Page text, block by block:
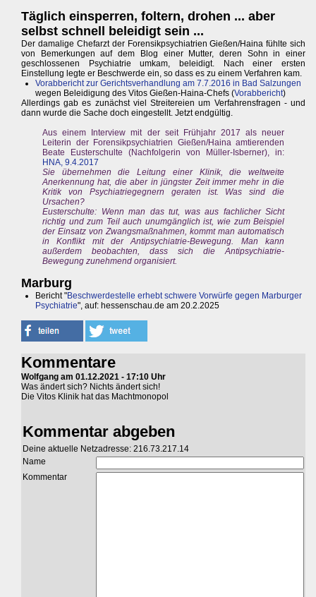
Täglich einsperren, foltern, drohen ... aber
selbst schnell beleidigt sein ...
Der damalige Chefarzt der Forensikpsychiatrien Gießen/Haina fühlte sich
von Bemerkungen auf dem Blog einer Mutter, deren Sohn in einer
geschlossenen Psychiatrie umkam, beleidigt. Nach einer ersten
Einstellung legte er Beschwerde ein, so dass es zu einem Verfahren kam.
Vorabbericht zur Gerichtsverhandlung am 7.7.2016 in Bad Salzungen
wegen Beleidigung des Vitos Gießen-Haina-Chefs (Vorabbericht)
Allerdings gab es zunächst viel Streitereien um Verfahrensfragen - und
dann wurde die Sache doch eingestellt. Jetzt endgültig.
Aus einem Interview mit der seit Frühjahr 2017 als neuer
Leiterin der Forensikpsychiatrien Gießen/Haina amtierenden
Beate Eusterschulte (Nachfolgerin von Müller-Isberner), in:
HNA, 9.4.2017
Sie übernehmen die Leitung einer Klinik, die weltweite
Anerkennung hat, die aber in jüngster Zeit immer mehr in die
Kritik von Psychiatriegegnern geraten ist. Was sind die
Ursachen?
Eusterschulte: Wenn man das tut, was aus fachlicher Sicht
richtig und zum Teil auch unumgänglich ist, wie zum Beispiel
der Einsatz von Zwangsmaßnahmen, kommt man automatisch
in Konflikt mit der Antipsychiatrie-Bewegung. Man kann
außerdem beobachten, dass sich die Antipsychiatrie-
Bewegung zunehmend organisiert.
Marburg
Bericht "Beschwerdestelle erhebt schwere Vorwürfe gegen Marburger
Psychiatrie", auf: hessenschau.de am 20.2.2025
Kommentare
Wolfgang am 01.12.2021 - 17:10 Uhr
Was ändert sich? Nichts ändert sich!
Die Vitos Klinik hat das Machtmonopol
Kommentar abgeben
Deine aktuelle Netzadresse: 216.73.217.14
Name
Kommentar